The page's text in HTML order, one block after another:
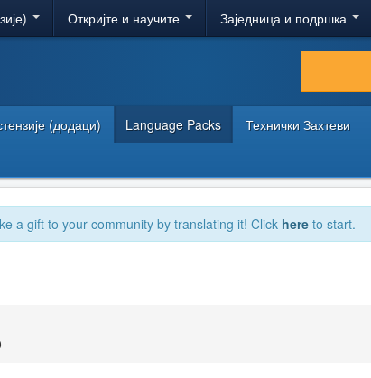
Откријте и научите Заједница и подршка
(додаци) Language Packs Технички Захтеви
a gift to your community by translating it! Click here to start.